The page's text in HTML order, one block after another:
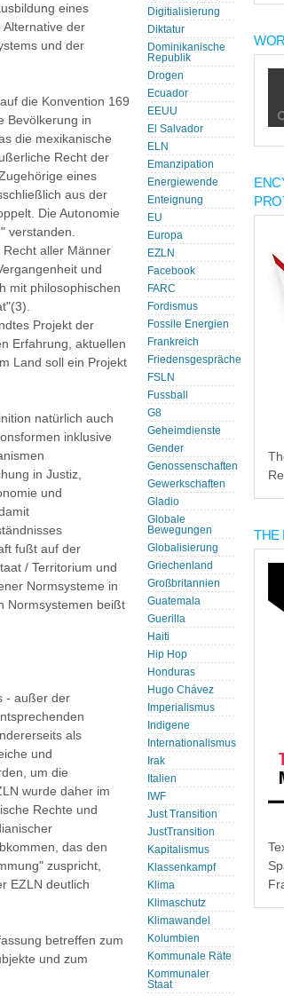
eines
Alternative der
und der
die Konvention 169
Bevölkerung in
die mexikanische
Recht der
eines
aus der
Die Autonomie
verstanden.
aller Männer
und
mit philosophischen
Projekt der
Erfahrung, aktuellen
Land soll ein Projekt
natürlich auch
inklusive
in Justiz,
und
fußt auf der
/ Territorium und
Normsysteme in
Normsystemen beißt
- außer der
als
und
um die
wurde daher im
Rechte und
das den
zuspricht,
EZLN deutlich
betreffen zum
und zum
Digitialisierung
Diktatur
Dominikanische
Republik
Drogen
Ecuador
EEUU
El Salvador
ELN
Emanzipation
Energiewende
Enteignung
EU
Europa
EZLN
Facebook
FARC
Fordismus
Fossile Energien
Frankreich
Friedensgespräche
FSLN
Fussball
G8
Geheimdienste
Gender
Genossenschaften
Gewerkschaften
Gladio
Globale
Bewegungen
Globalisierung
Griechenland
Großbritannien
Guatemala
Guerilla
Haiti
Hip Hop
Honduras
Hugo Chávez
Imperialismus
Indigene
Internationalismus
Irak
Italien
IWF
Just Transition
JustTransition
Kapitalismus
Klassenkampf
Klima
Klimaschutz
Klimawandel
Kolumbien
Kommunale Räte
Kommunaler
Staat
THE